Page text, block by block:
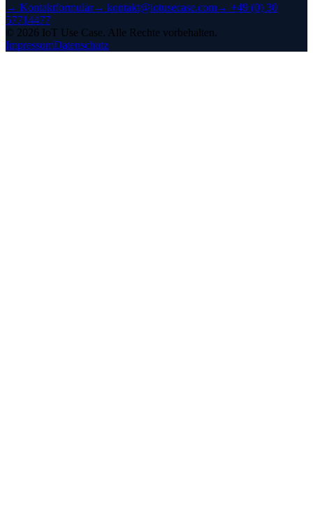
→ Kontaktformular→ kontakt@iotusecase.com→ +49 (0) 30
57714477
© 2026 IoT Use Case. Alle Rechte vorbehalten.
ImpressumDatenschutz